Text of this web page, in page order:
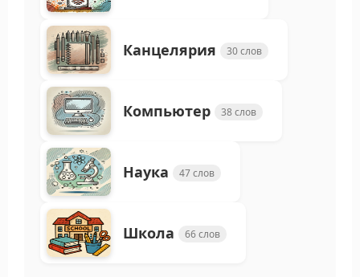
Канцелярия 30 слов
Компьютер 38 слов
Наука 47 слов
Школа 66 слов